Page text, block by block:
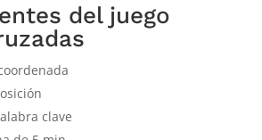
del juego
clave